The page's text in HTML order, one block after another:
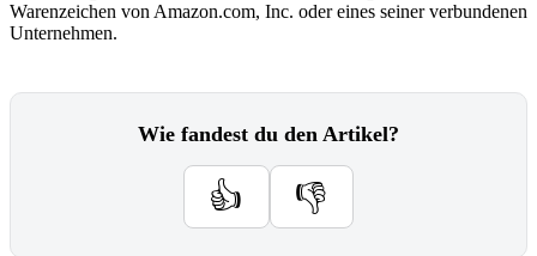
Warenzeichen von Amazon.com, Inc. oder eines seiner verbundenen
Unternehmen.
Wie fandest du den Artikel?
👍 👎